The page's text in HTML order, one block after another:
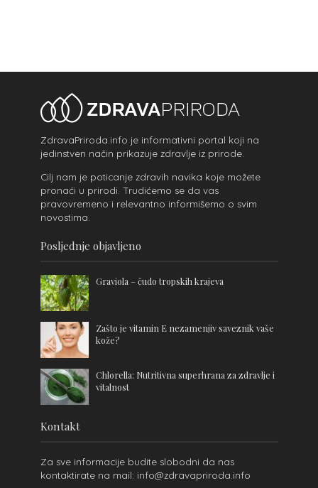
ZdravaPriroda.info je informativni portal koji na
jedinstven način prikazuje zdravlje iz prirode.
Cilj nam je poticanje zdravih navika koje možete
pronaći u prirodi. Trudićemo se da vas
pravovremeno i relevantno informišemo o svim
novostima.
Posljednje objavljeno
Graviola – čudo tropskih krajeva
Zašto je vitamin E nezamenjiv saveznik vaše
kože?
Chlorella: Nutritivna superhrana za zdravlje i
vitalnost
Kontakt
Za sve informacije budite slobodni da nas
kontaktirate na mail: info@zdravapriroda.info